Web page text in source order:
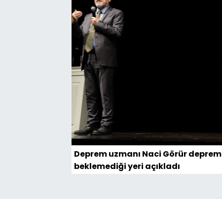
Deprem uzmanı Naci Görür deprem
beklemediği yeri açıkladı